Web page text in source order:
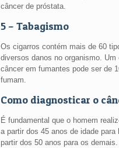
câncer de próstata.
5 – Tabagismo
Os cigarros contém mais de 60
diversos danos no organismo.
câncer em fumantes pode ser de
fumam.
Como diagnosticar o
É fundamental que o homem
a partir dos 45 anos de idade
partir dos 50 anos para os